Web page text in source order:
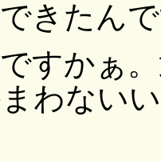
きたん
すかぁ
わない